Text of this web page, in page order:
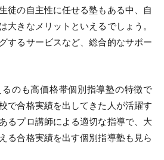
徒の自主性に任せる塾もある中、自
大きなメリットといえるでしょう。
するサービスなど、総合的なサポー
のも高価格帯個別指導塾の特徴で
で合格実績を出してきた人が活躍す
るプロ講師による適切な指導で、大
る合格実績を出す個別指導塾も見ら